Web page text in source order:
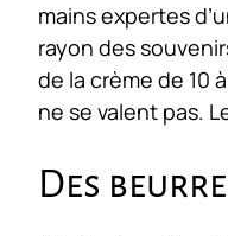
mains expertes
rayon des
de la crème de 10
ne se valent pas.
Des